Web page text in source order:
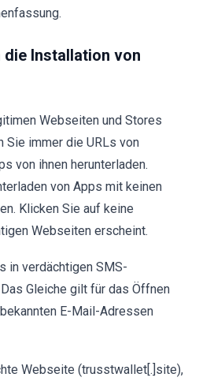
Installation von
Webseiten und Stores
Sie immer die URLs von
von ihnen herunterladen.
von Apps mit keinen
Klicken Sie auf keine
Webseiten erscheint.
in verdächtigen SMS-
Gleiche gilt für das Öffnen
E-Mail-Adressen
Webseite (trusstwallet[.]site),